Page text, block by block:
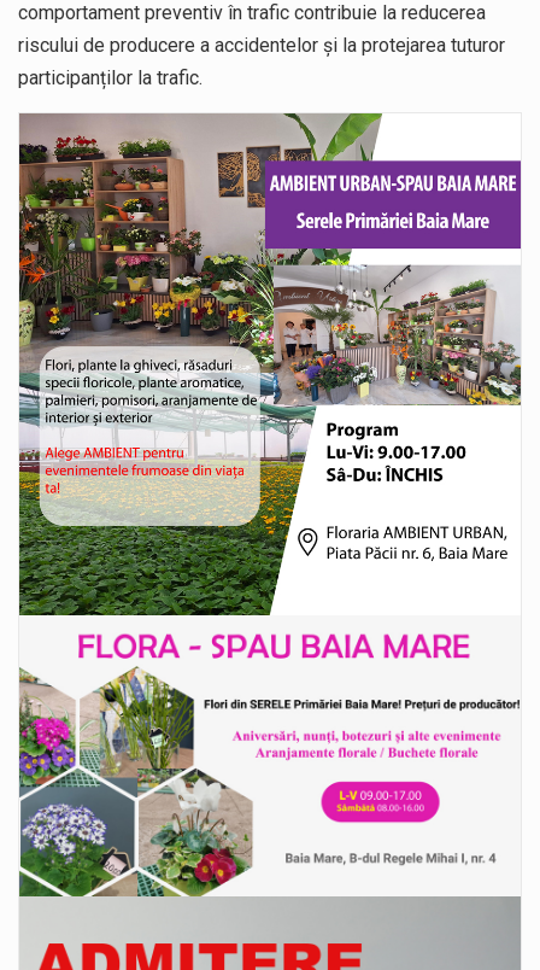
comportament preventiv în trafic contribuie la reducerea
riscului de producere a accidentelor și la protejarea tuturor
participanților la trafic.